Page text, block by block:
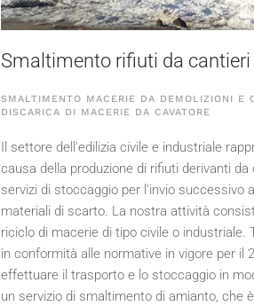
Smaltimento rifiuti da
SMALTIMENTO MACERIE DA DEMOLIZIONI E
DISCARICA DI MACERIE DA CAVATORE
Il settore dell'edilizia civile e industriale
causa della produzione di rifiuti derivanti
servizi di stoccaggio per l'invio successivo
materiali di scarto. La nostra attività
riciclo di macerie di tipo civile o
in conformità alle normative in vigore per il
effettuare il trasporto e lo stoccaggio in
un servizio di smaltimento di amianto, che